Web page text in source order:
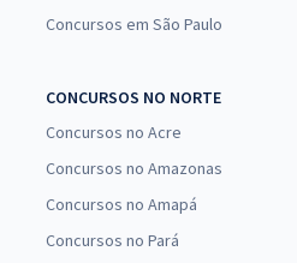
Concursos em São Paulo
CONCURSOS NO NORTE
Concursos no Acre
Concursos no Amazonas
Concursos no Amapá
Concursos no Pará